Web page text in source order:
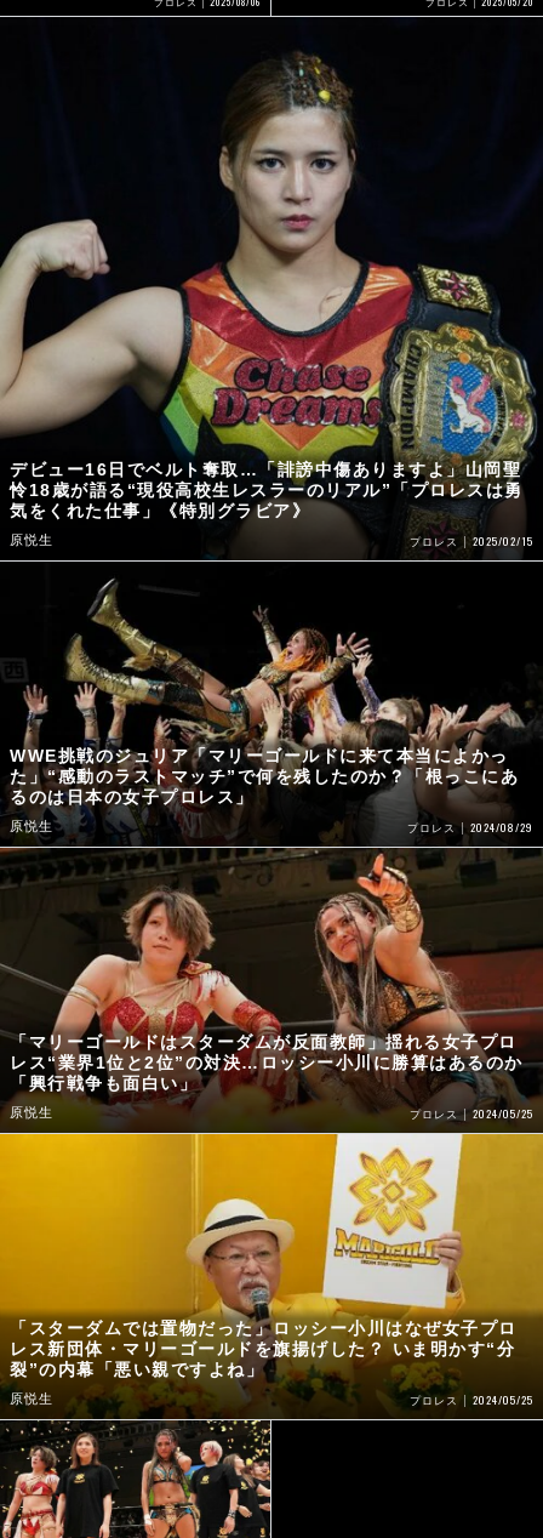
プロレス プロレス
デビュー16日でベルト奪取…「誹謗中傷ありますよ」山岡聖
怜18歳が語る“現役高校生レスラーのリアル”「プロレスは勇
気をくれた仕事」《特別グラビア》
原悦生 プロレス 2025/02/15
WWE挑戦のジュリア「マリーゴールドに来て本当によかっ
た」“感動のラストマッチ”で何を残したのか？「根っこにあ
るのは日本の女子プロレス」
原悦生 プロレス 2024/08/29
「マリーゴールドはスターダムが反面教師」揺れる女子プロ
レス“業界1位と2位”の対決…ロッシー小川に勝算はあるのか
「興行戦争も面白い」
原悦生 プロレス 2024/05/25
「スターダムでは置物だった」ロッシー小川はなぜ女子プロ
レス新団体・マリーゴールドを旗揚げした？ いま明かす“分
裂”の内幕「悪い親ですよね」
原悦生 プロレス 2024/05/25